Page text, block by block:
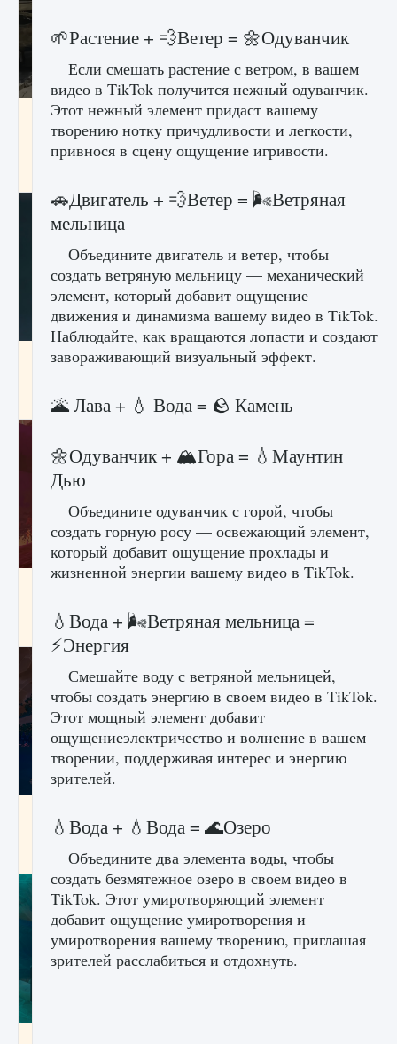
Как исправить текстовую ошибку
пользовательского интерфейса Delta
Force Hawk Ops
Как проверить статус сервера Delta Force
9 августа 2024 1 286 0 0
Как приручить существ джунглей Нари в
9 августа 2024 1 218 0 0
Creatures of Ava
9 августа 2024 1 393 0 0
🌱Растение + 💨Ветер = 🌼Одуванчик
Если смешать растение с ветром, в вашем
видео в TikTok получится нежный одуванчик.
Этот нежный элемент придаст вашему
творению нотку причудливости и легкости,
привнося в сцену ощущение игривости.
🚗Двигатель + 💨Ветер = 🌬️Ветряная
мельница
Объедините двигатель и ветер, чтобы
создать ветряную мельницу — механический
элемент, который добавит ощущение
движения и динамизма вашему видео в TikTok.
Наблюдайте, как вращаются лопасти и создают
завораживающий визуальный эффект.
🌋 Лава + 💧 Вода = 🪨 Камень
🌼Одуванчик + 🏔️Гора = 💧Маунтин
Дью
Объедините одуванчик с горой, чтобы
создать горную росу — освежающий элемент,
который добавит ощущение прохлады и
жизненной энергии вашему видео в TikTok.
💧Вода + 🌬️Ветряная мельница =
⚡️Энергия
Смешайте воду с ветряной мельницей,
чтобы создать энергию в своем видео в TikTok.
Этот мощный элемент добавит
ощущениеэлектричество и волнение в вашем
творении, поддерживая интерес и энергию
зрителей.
💧Вода + 💧Вода = 🌊Озеро
Объедините два элемента воды, чтобы
создать безмятежное озеро в своем видео в
TikTok. Этот умиротворяющий элемент
добавит ощущение умиротворения и
умиротворения вашему творению, приглашая
зрителей расслабиться и отдохнуть.